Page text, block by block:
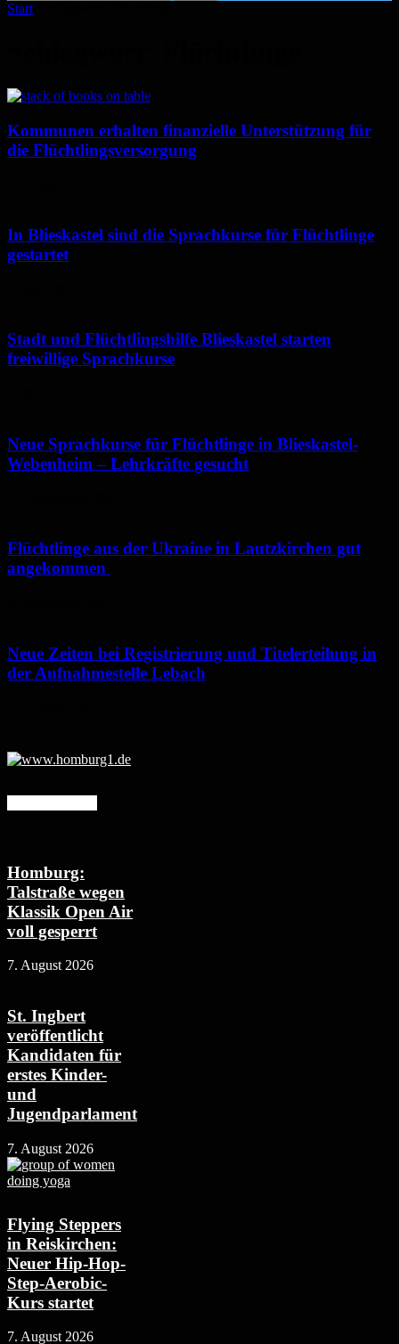
Start
Kommunen erhalten finanzielle Unterstützung für
die Flüchtlingsversorgung
In Blieskastel sind die Sprachkurse für Flüchtlinge
gestartet
Stadt und Flüchtlingshilfe Blieskastel starten
freiwillige Sprachkurse
Neue Sprachkurse für Flüchtlinge in Blieskastel-
Webenheim – Lehrkräfte gesucht
Flüchtlinge aus der Ukraine in Lautzkirchen gut
angekommen
Neue Zeiten bei Registrierung und Titelerteilung in
der Aufnahmestelle Lebach
Homburg:
Talstraße wegen
Klassik Open Air
voll gesperrt
7. August 2026
St. Ingbert
veröffentlicht
Kandidaten für
erstes Kinder-
und
Jugendparlament
7. August 2026
Flying Steppers
in Reiskirchen:
Neuer Hip-Hop-
Step-Aerobic-
Kurs startet
7. August 2026